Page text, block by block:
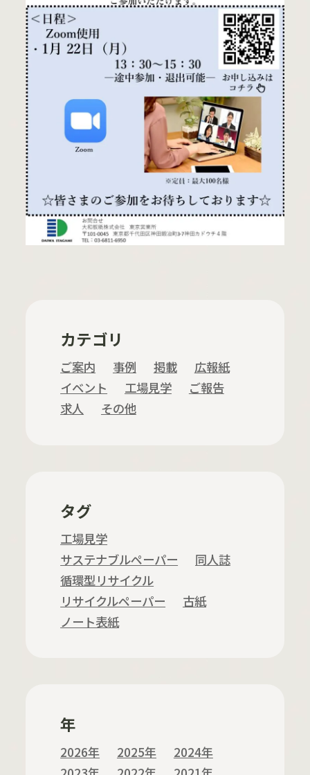
カテゴリ
ご案内 事例 掲載
広報紙
イベント
工場見学
ご報告
求人
その他
タグ
工場見学
サステナブルペーパー
同人誌
循環型リサイクル
リサイクルペーパー
古紙
ノート表紙
年
2026年 2025年
2024年